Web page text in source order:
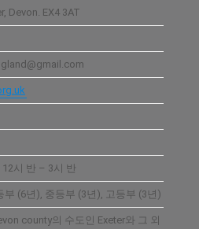
Devon. EX4 3AT
시 반 – 3시 반
부 (6년), 중등부 (3년), 고등부 (3년)
county의 수도인 Exeter와 그 외